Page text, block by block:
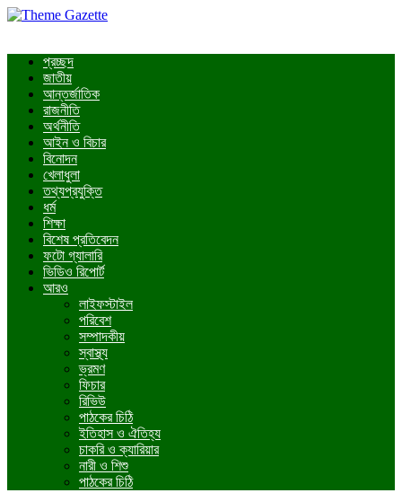
প্রচ্ছদ
জাতীয়
আন্তর্জাতিক
রাজনীতি
অর্থনীতি
আইন ও বিচার
বিনোদন
খেলাধুলা
তথ্যপ্রযুক্তি
ধর্ম
শিক্ষা
বিশেষ প্রতিবেদন
ফটো গ্যালারি
ভিডিও রিপোর্ট
আরও
লাইফস্টাইল
পরিবেশ
সম্পাদকীয়
স্বাস্থ্য
ভ্রমণ
ফিচার
রিভিউ
পাঠকের চিঠি
ইতিহাস ও ঐতিহ্য
চাকরি ও ক্যারিয়ার
নারী ও শিশু
পাঠকের চিঠি